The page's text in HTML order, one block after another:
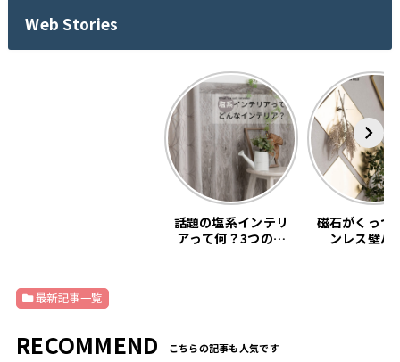
Web Stories
話題の塩系インテリ
アって何？3つの基
磁石がくっつ
ンレス壁パ
最新記事一覧
RECOMMEND